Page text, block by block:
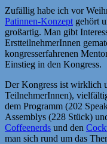
Zufällig habe ich vor
Patinnen-Konzept gehört
großartig. Man gibt
ErstteilnehmerInnen
kongresserfahrenen
Einstieg in den Kongress.
Der Kongress ist wirklich
TeilnehmerInnen),
dem Programm (202
Assemblys (228 Stück)
Coffeenerds und den
man sich rund um das